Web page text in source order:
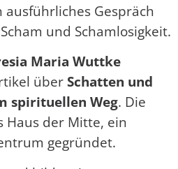
ausführliches Gespräch
und Schamlosigkeit.
Maria Wuttke
überSchatten und
spirituellen Weg. Die
Haus der Mitte, ein
gegründet.